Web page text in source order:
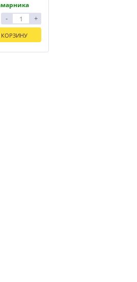
- +
КОРЗИНУ